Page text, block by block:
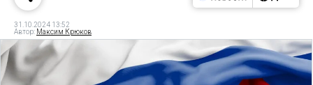
31.10.2024 13:52
Автор: Максим Крюков